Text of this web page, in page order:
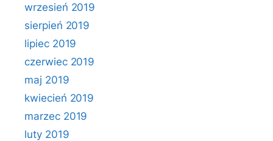
wrzesień 2019
sierpień 2019
lipiec 2019
czerwiec 2019
maj 2019
kwiecień 2019
marzec 2019
luty 2019